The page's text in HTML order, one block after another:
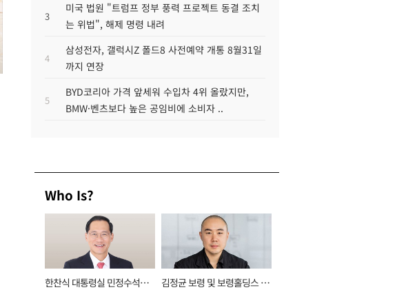
3
미국 법원 "트럼프 정부 풍력 프로젝트 동결 조치
는 위법", 해제 명령 내려
4
삼성전자, 갤럭시Z 폴드8 사전예약 개통 8월31일
까지 연장
5
BYD코리아 가격 앞세워 수입차 4위 올랐지만,
BMW·벤츠보다 높은 공임비에 소비자 ..
Who Is?
한찬식 대통령실 민정수석비
김정균 보령 및 보령홀딩스 대